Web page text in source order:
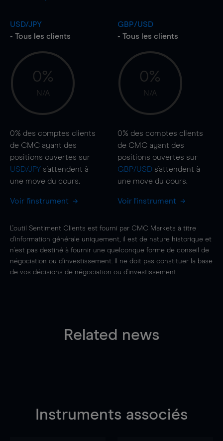
USD/JPY
- Tous les clients
0%
N/A
0% des comptes clients
de CMC ayant des
positions ouvertes sur
USD/JPY s'attendent à
une move du cours.
Voir l'instrument
GBP/USD
- Tous les clients
0%
N/A
0% des comptes clients
de CMC ayant des
positions ouvertes sur
GBP/USDs'attendent à
une move du cours.
Voir l'instrument
L'outil Sentiment Clients est fourni par CMC Markets à titre
d'information générale uniquement, il est de nature historique et
n'est pas destiné à fournir une quelconque forme de conseil de
négociation ou d'investissement. Il ne doit pas constituer la base
de vos décisions de négociation ou d'investissement.
Related news
Instruments associés